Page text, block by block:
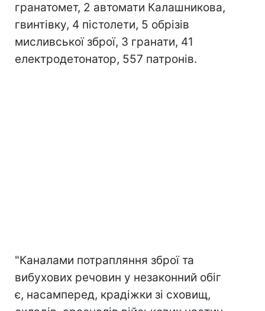
гранатомет, 2 автомати Калашникова,
гвинтівку, 4 пістолети, 5 обрізів
мисливської зброї, 3 гранати, 41
електродетонатор, 557 патронів.
"Каналами потрапляння зброї та
вибухових речовин у незаконний обіг
є, насамперед, крадіжки зі сховищ,